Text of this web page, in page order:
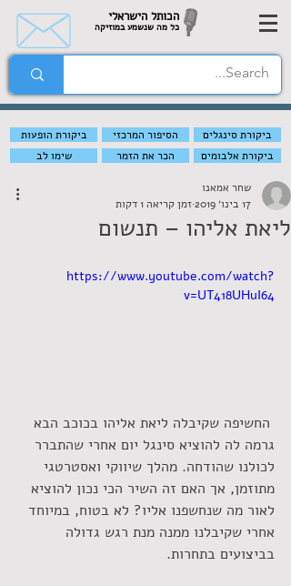
הכותל הישראלי
כל מה שנשמע במוזיקה
ביקורת הופעות הסיפור המרכזי
ביקורת סינגלים
שימו לב
הכר את הזמר ביקורת אלבומים
ליאת אליהו – תנשום
שחר אמאנו
17 בינו׳ 2019
זמן קריאה 1 דקות
https://www.youtube.com/watch?
v=UT418UHuI64
החשיפה שקיבלה ליאת אליהו בכוכב הבא
גרמה לה להוציא סינגל יום אחרי שהתברר
לכולנו שהודחה. מהלך שיווקי ואסטרטגי
מתוזמן, אך האם זה השיר הכי נכון להוציא
לאור מה שנחשפנו אליו? לא בטוח, במיוחד
אחרי שקיבלנו ממנה מנת רגש גדולה
בביצועים בתחרות.